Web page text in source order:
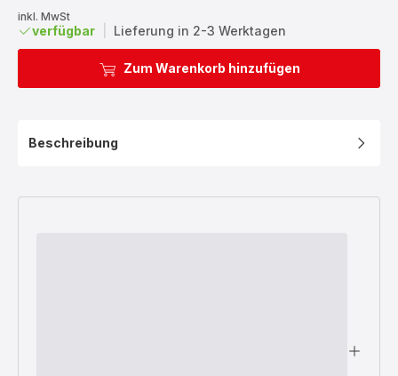
inkl. MwSt
verfügbar Lieferung in 2-3 Werktagen
Zum Warenkorb hinzufügen
Beschreibung